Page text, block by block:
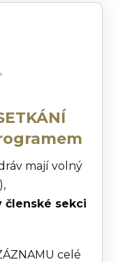
mají volný
členské sekci
celé